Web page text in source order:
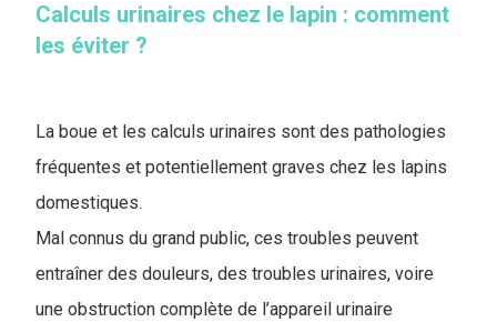
Calculs urinaires chez le lapin : comment
les éviter ?
​La boue et les calculs urinaires sont des pathologies
fréquentes et potentiellement graves chez les lapins
domestiques.
Mal connus du grand public, ces troubles peuvent
entraîner des douleurs, des troubles urinaires, voire
une obstruction complète de l’appareil urinaire